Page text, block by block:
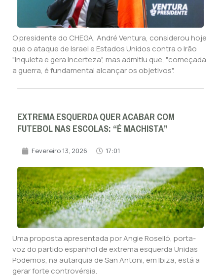
O presidente do CHEGA, André Ventura, considerou hoje
que o ataque de Israel e Estados Unidos contra o Irão
"inquieta e gera incerteza", mas admitiu que, "começada
a guerra, é fundamental alcançar os objetivos".
EXTREMA ESQUERDA QUER ACABAR COM
FUTEBOL NAS ESCOLAS: “É MACHISTA”
Fevereiro 13, 2026 17:01
Uma proposta apresentada por Angie Roselló, porta-
voz do partido espanhol de extrema esquerda Unidas
Podemos, na autarquia de San Antoni, em Ibiza, está a
gerar forte controvérsia.